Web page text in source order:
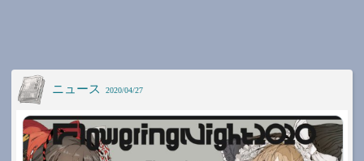
ニュース 2020/04/27